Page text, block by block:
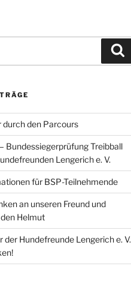
den Parcours
Bundessiegerprüfung Treibball
Lengerich e. V.
für BSP-Teilnehmende
an unseren Freund und
Helmut
der Hundefreunde Lengerich e. V.